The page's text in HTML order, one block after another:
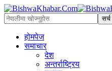
होमपेज
समाचार
देश
अन्तर्राष्ट्रिय